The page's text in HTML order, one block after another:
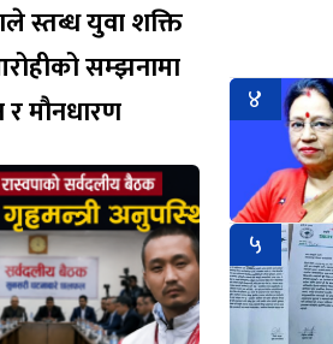
स्तब्ध युवा शक्ति
सम्झनामा
र मौनधारण
४
५